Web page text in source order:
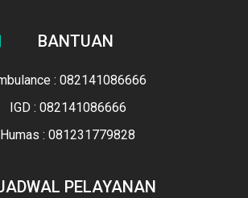
BANTUAN
: 082141086666
IGD : 082141086666
Humas : 081231779828
PELAYANAN